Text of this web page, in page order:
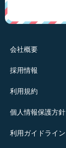
会社概要
採用情報
利用規約
個人情報保護方針
利用ガイドライン